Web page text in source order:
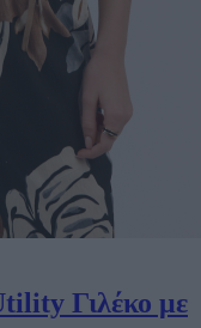
Γιλέκο με